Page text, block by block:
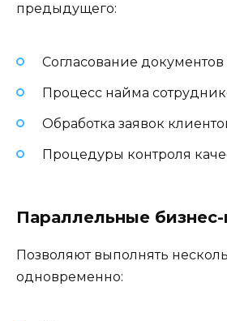
предыдущего:
Согласование документов
Процесс найма
Обработка заявок
Процедуры контроля
Параллельные
Позволяют выполнять
одновременно: